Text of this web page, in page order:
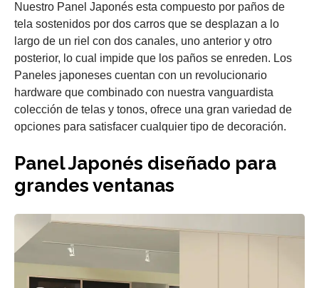
Nuestro Panel Japonés esta compuesto por paños de
tela sostenidos por dos carros que se desplazan a lo
largo de un riel con dos canales, uno anterior y otro
posterior, lo cual impide que los paños se enreden. Los
Paneles japoneses cuentan con un revolucionario
hardware que combinado con nuestra vanguardista
colección de telas y tonos, ofrece una gran variedad de
opciones para satisfacer cualquier tipo de decoración.
Panel Japonés diseñado para
grandes ventanas